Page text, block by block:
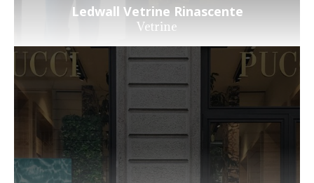
Ledwall Vetrine Rinascente
Vetrine